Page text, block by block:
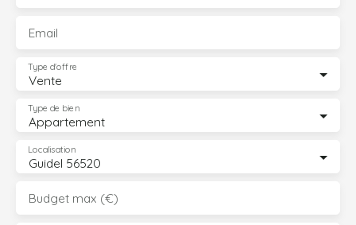
Email
Vente
Type d'offre
Appartement
Type de bien
Guidel 56520
Localisation
Budget max (€)